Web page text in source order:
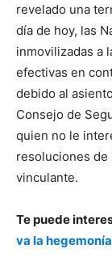
revelado una
día de hoy, las
inmovilizadas a
efectivas en
debido al
Consejo de
quien no le
resoluciones de
vinculante.
Te puede
va la